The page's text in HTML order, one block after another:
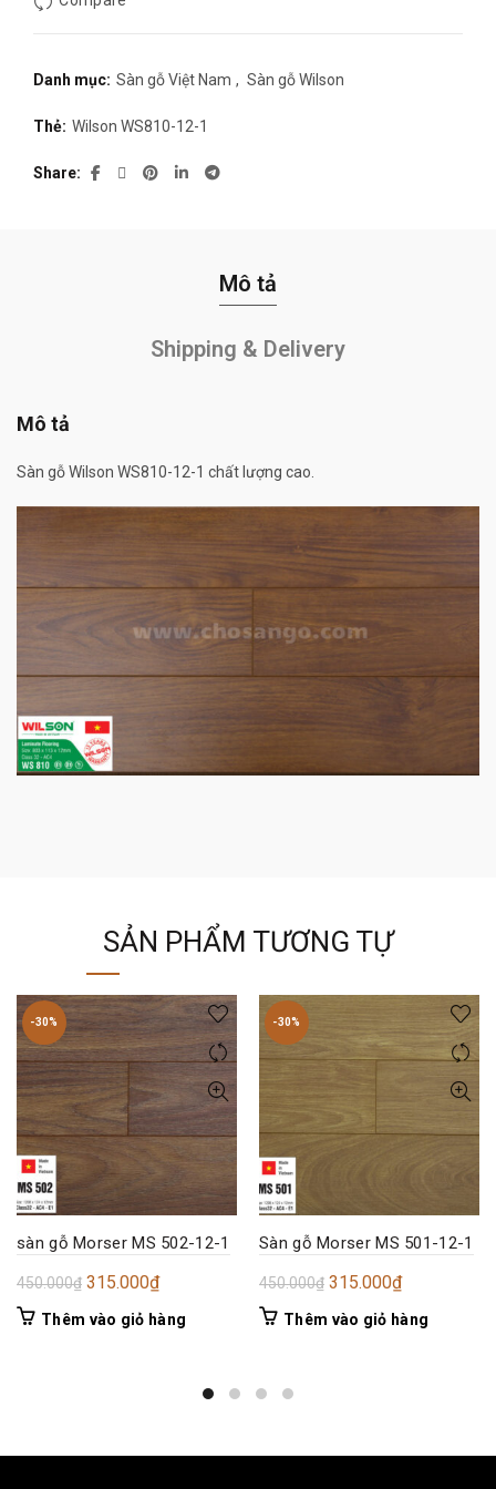
Danh mục: Sàn gỗ Việt Nam , Sàn gỗ Wilson
Thẻ: Wilson WS810-12-1
Share
Mô tả
Shipping & Delivery
Mô tả
Sàn gỗ Wilson WS810-12-1 chất lượng cao.
SẢN PHẨM TƯƠNG TỰ
-30%
sàn gỗ Morser MS 502-12-1
450.000₫ Giá
gốc
315.000₫Giá
hiện
315.000₫.
Thêm vào giỏ hàng
-30%
Sàn gỗ Morser MS 501-12-1
450.000₫ Giá
gốc
315.000₫Giá
hiện
Thêm vào giỏ hàng